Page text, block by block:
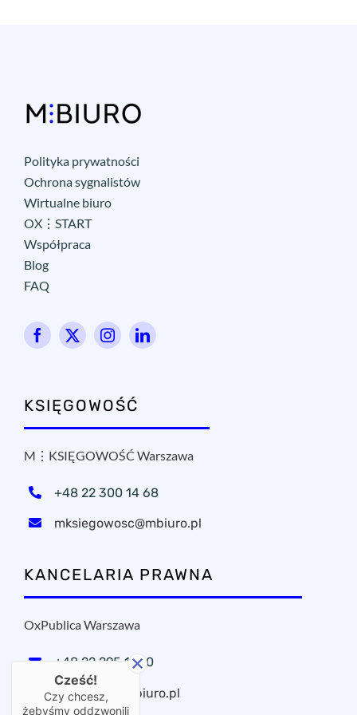
Polityka prywatności
Ochrona sygnalistów
Wirtualne biuro
OX⋮START
Współpraca
Blog
FAQ
KSIĘGOWOŚĆ
M⋮KSIĘGOWOŚĆ Warszawa
+48 22 300 14 68
mksiegowosc@mbiuro.pl
KANCELARIA PRAWNA
OxPublica Warszawa
+48 22 295 11 20
oxpublica@mbiuro.pl
Cześć!
Czy chcesz,
żebyśmy oddzwonili